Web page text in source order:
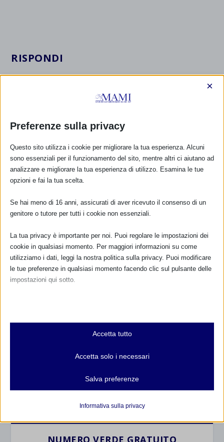
RISPONDI
TUTTI GLI EVENTI
FARMACI IN ALLATTAMENTO E
NUMERO VERDE GRATUITO
Preferenze sulla privacy
×
Questo sito utilizza i cookie per migliorare la tua esperienza. Alcuni
sono essenziali per il funzionamento del sito, mentre altri ci aiutano ad
analizzare e migliorare la tua esperienza di utilizzo. Esamina le tue
opzioni e fai la tua scelta.
Se hai meno di 16 anni, assicurati di aver ricevuto il consenso di un
genitore o tutore per tutti i cookie non essenziali.
La tua privacy è importante per noi. Puoi regolare le impostazioni dei
cookie in qualsiasi momento. Per maggiori informazioni su come
utilizziamo i dati, leggi la nostra politica sulla privacy. Puoi modificare
le tue preferenze in qualsiasi momento facendo clic sul pulsante delle
impostazioni qui sotto.
Essenziali
I cookie e i servizi essenziali abilitano le funzioni di base e sono
e servizi non richiedono il consenso dell'utente secondo il GDPR.
Analitici
interagiscono con il nostro sito web.
Mostra dettagli
Accetta tutto
Accetta solo i necessari
Salva preferenze
Informativa sulla privacy